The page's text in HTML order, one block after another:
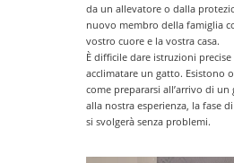
da un allevatore o dalla
nuovo membro della famiglia
vostro cuore e la vostra casa.
È difficile dare istruzioni precise
acclimatare un gatto. Esistono
come prepararsi all’arrivo di un
alla nostra esperienza, la fase
si svolgerà senza problemi.